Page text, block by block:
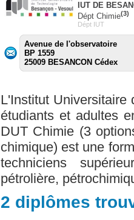
IUT DE
Dépt Chimie(3)
Dépt IUT
Avenue de l'observatoire
BP 1559
25009 BESANCON Cédex
L'Institut Universitaire
étudiants et adultes
DUT Chimie (3
chimique) est une
techniciens
pétrolière,
2 diplômes